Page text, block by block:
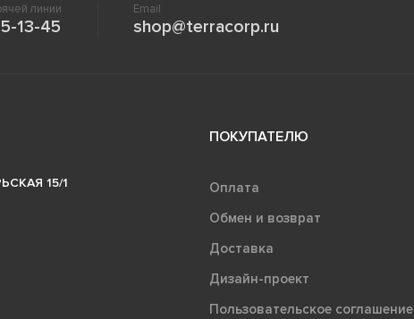
линии
13-45
Email
shop@terracorp.ru
15/1
ПОКУПАТЕЛЮ
Оплата
Обмен и возврат
Доставка
Дизайн-проект
Пользовательское соглашение